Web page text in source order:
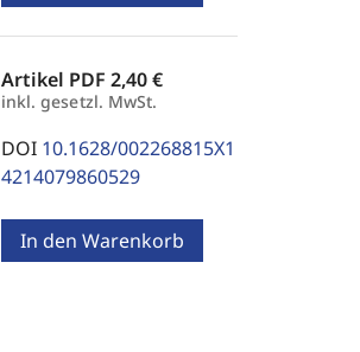
Artikel PDF 2,40 €
inkl. gesetzl. MwSt.
DOI 10.1628/002268815X1
4214079860529
In den Warenkorb